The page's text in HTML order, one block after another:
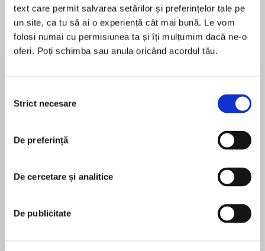
text care permit salvarea setărilor și preferințelor tale pe
un site, ca tu să ai o experiență cât mai bună. Le vom
folosi numai cu permisiunea ta și îți mulțumim dacă ne-o
oferi. Poți schimba sau anula oricând acordul tău.
consimțământului
Strict necesare
De preferință
De cercetare și analitice
De publicitate
Desprecarte
In the race to save one of their own, Sigma
adventure from the #1 New York Times
mystery, and pulse-pounding action.
Arriving home on Christmas Eve, Commander
Gray Pierce discovers his house ransacked, his
pregnant lover missing, and his best friend’s
wife, Kat, unconscious on the kitchen floor. With
În acest moment nu există recenzii
James Rollins
James Rollinsis the #1New York Timesbestselling
author of international thrillers that have been